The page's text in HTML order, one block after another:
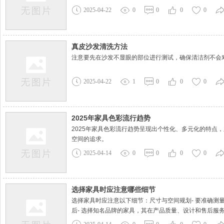
2025-04-22 0 0 0 0
真皮沙发清洗方法
注意要先在沙发不显眼的部位进行测试，确保清洁剂不
2025-04-22 1 0 0 0
2025年家具色彩流行趋势
2025年家具色彩流行趋势呈现出个性化、多元化的特点
空间的追求。
2025-04-14
0 0 0 0
选择家具时应注意哪些细节
选择家具时应注意以下细节：尺寸与空间规划- 要准确测
后- 选择知名品牌的家具，其在产品质量、设计和售后服